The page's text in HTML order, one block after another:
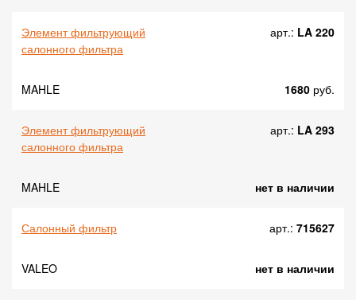
Элемент фильтрующий
салонного фильтра
арт.: LA 220
MAHLE 1680 руб.
Элемент фильтрующий
салонного фильтра
арт.: LA 293
MAHLE нет в наличии
Салонный фильтр арт.: 715627
VALEO нет в наличии